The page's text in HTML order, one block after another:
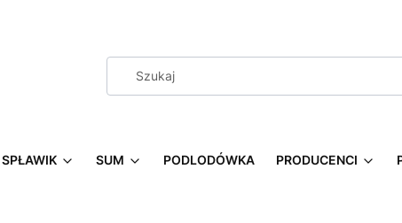
SPŁAWIK SUM PODLODÓWKA PRODUCENCI